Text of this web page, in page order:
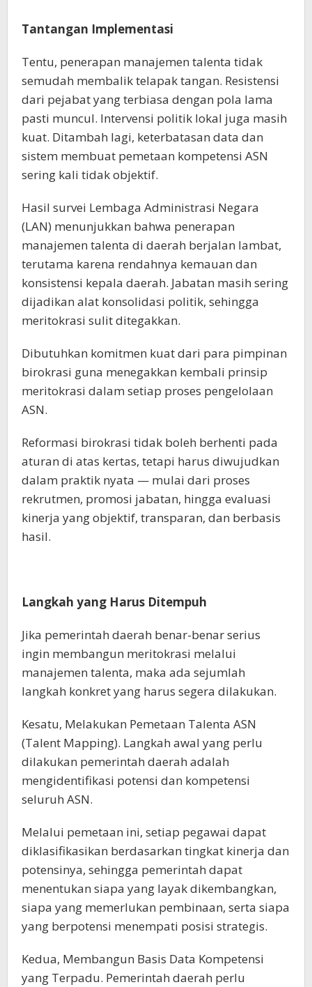
Tantangan Implementasi
Tentu, penerapan manajemen talenta tidak
semudah membalik telapak tangan. Resistensi
dari pejabat yang terbiasa dengan pola lama
pasti muncul. Intervensi politik lokal juga masih
kuat. Ditambah lagi, keterbatasan data dan
sistem membuat pemetaan kompetensi ASN
sering kali tidak objektif.
Hasil survei Lembaga Administrasi Negara
(LAN) menunjukkan bahwa penerapan
manajemen talenta di daerah berjalan lambat,
terutama karena rendahnya kemauan dan
konsistensi kepala daerah. Jabatan masih sering
dijadikan alat konsolidasi politik, sehingga
meritokrasi sulit ditegakkan.
Dibutuhkan komitmen kuat dari para pimpinan
birokrasi guna menegakkan kembali prinsip
meritokrasi dalam setiap proses pengelolaan
ASN.
Reformasi birokrasi tidak boleh berhenti pada
aturan di atas kertas, tetapi harus diwujudkan
dalam praktik nyata — mulai dari proses
rekrutmen, promosi jabatan, hingga evaluasi
kinerja yang objektif, transparan, dan berbasis
hasil.
Langkah yang Harus Ditempuh
Jika pemerintah daerah benar-benar serius
ingin membangun meritokrasi melalui
manajemen talenta, maka ada sejumlah
langkah konkret yang harus segera dilakukan.
Kesatu, Melakukan Pemetaan Talenta ASN
(Talent Mapping). Langkah awal yang perlu
dilakukan pemerintah daerah adalah
mengidentifikasi potensi dan kompetensi
seluruh ASN.
Melalui pemetaan ini, setiap pegawai dapat
diklasifikasikan berdasarkan tingkat kinerja dan
potensinya, sehingga pemerintah dapat
menentukan siapa yang layak dikembangkan,
siapa yang memerlukan pembinaan, serta siapa
yang berpotensi menempati posisi strategis.
Kedua, Membangun Basis Data Kompetensi
yang Terpadu. Pemerintah daerah perlu